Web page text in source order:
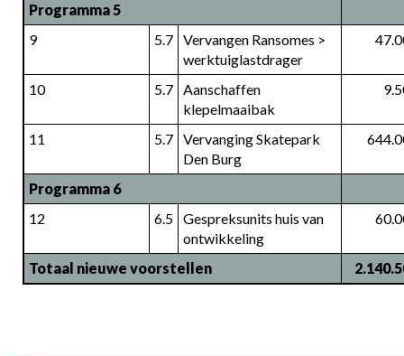
Programma 5
9
5.7 Vervangen Ransomes >
werktuiglastdrager
10 5.7 Aanschaffen
klepelmaaibak
11 5.7 Vervanging Skatepark
Den Burg
Programma 6
12
6.5 Gespreksunits huis van
ontwikkeling
Totaal nieuwe voorstellen